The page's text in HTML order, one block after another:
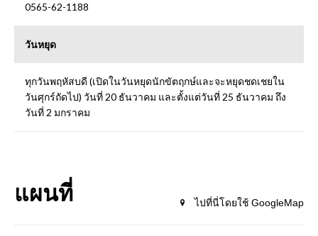
0565-62-1188
วันหยุด
ทุกวันพฤหัสบดี (เปิดในวันหยุดนักขัตฤกษ์และจะหยุดชดเชยใน
วันศุกร์ถัดไป) วันที่ 20 ธันวาคม และตั้งแต่วันที่ 25 ธันวาคม ถึง
วันที่ 2 มกราคม
แผนที่ ไปที่นี่โดยใช้ GoogleMap